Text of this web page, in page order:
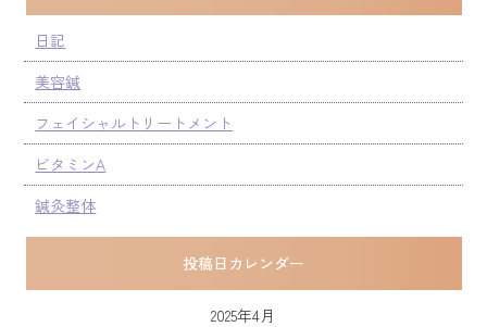
日記
美容鍼
フェイシャルトリートメント
ビタミンA
鍼灸整体
投稿日カレンダー
2025年4月